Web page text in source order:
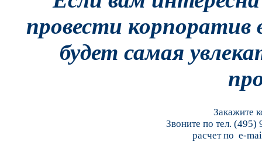
провести корпоратив
будет самая
Закажите
Звоните по тел. (495)
расчет по e-